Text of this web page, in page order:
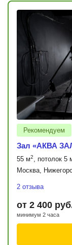
Рекомендуем
Зал «АКВА
55 м2, потолок 5
Москва,
2 отзыва
от 2 400
минимум 2 часа